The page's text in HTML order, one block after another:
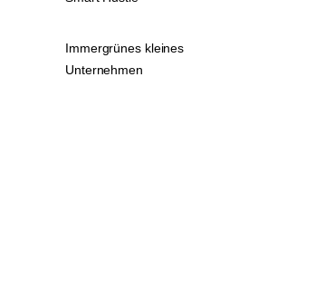
Immergrünes kleines
Unternehmen